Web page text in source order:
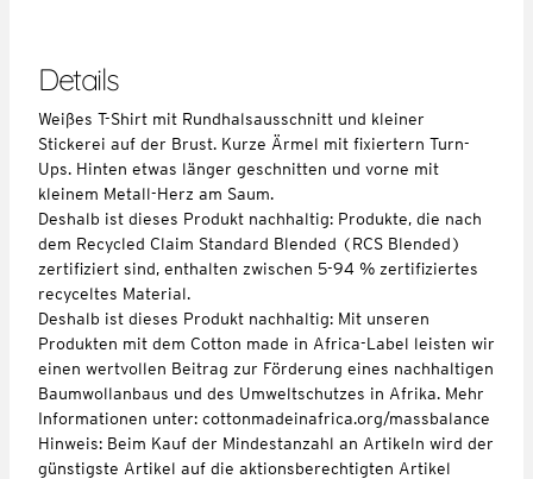
Details
Weißes T-Shirt mit Rundhalsausschnitt und kleiner
Stickerei auf der Brust. Kurze Ärmel mit fixiertern Turn-
Ups. Hinten etwas länger geschnitten und vorne mit
kleinem Metall-Herz am Saum.
Deshalb ist dieses Produkt nachhaltig: Produkte, die nach
dem Recycled Claim Standard Blended (RCS Blended)
zertifiziert sind, enthalten zwischen 5-94 % zertifiziertes
recyceltes Material.
Deshalb ist dieses Produkt nachhaltig: Mit unseren
Produkten mit dem Cotton made in Africa-Label leisten wir
einen wertvollen Beitrag zur Förderung eines nachhaltigen
Baumwollanbaus und des Umweltschutzes in Afrika. Mehr
Informationen unter: cottonmadeinafrica.org/massbalance
Hinweis: Beim Kauf der Mindestanzahl an Artikeln wird der
günstigste Artikel auf die aktionsberechtigten Artikel